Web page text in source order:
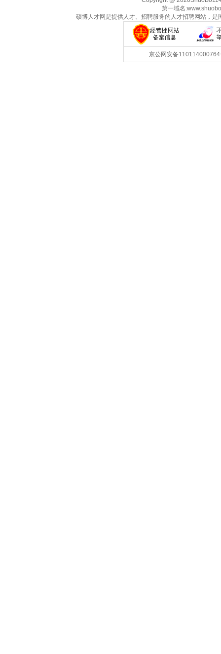
第一域名
硕博人才网是提供人才、招聘服务的人才招聘网站，
京公网安备